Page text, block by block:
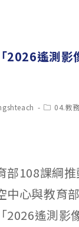
2026遙測影
Post04.教
部108課綱
中心與教育
2026遙測影